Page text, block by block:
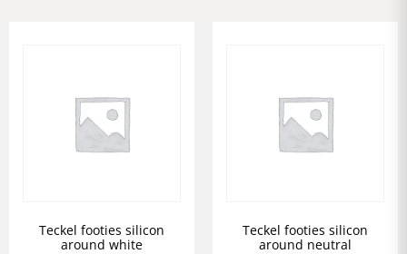
Teckel footies silicon
around white
Teckel footies silicon
around neutral